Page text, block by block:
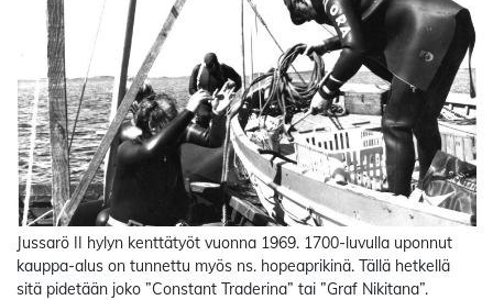
Jussarö II hylyn kenttätyöt vuonna 1969. 1700-luvulla uponnut
kauppa-alus on tunnettu myös ns. hopeaprikinä. Tällä hetkellä
sitä pidetään joko ”Constant Traderina” tai ”Graf Nikitana”.